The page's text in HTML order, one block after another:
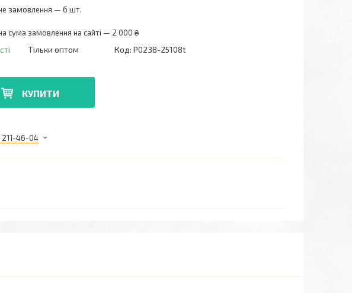
замовлення — 6 шт.
сума замовлення на сайті — 2 000 ₴
Тільки оптом Код: P0238-25108t
КУПИТИ
46-04